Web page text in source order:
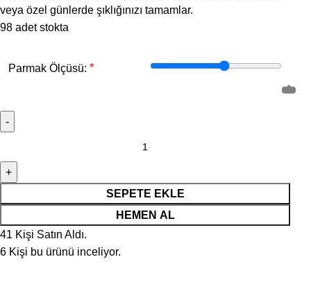
veya özel günlerde şıklığınızı tamamlar.
98 adet stokta
Parmak Ölçüsü: *
SEPETE EKLE
HEMEN AL
41 Kişi Satın Aldı.
6 Kişi bu ürünü inceliyor.